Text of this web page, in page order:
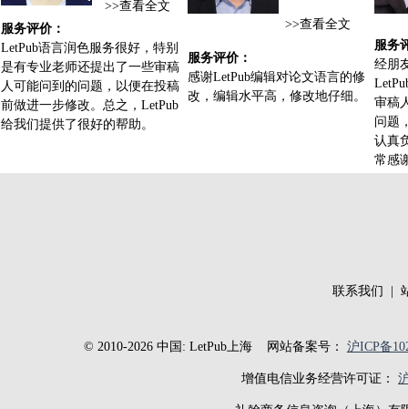
>>查看全文
服务评价：
LetPub语言润色服务很好，特别
是有专业老师还提出了一些审稿
人可能问到的问题，以便在投稿
前做进一步修改。总之，LetPub
给我们提供了很好的帮助。
>>查看全文
服务评价：
感谢LetPub编辑对论文语言的修
改，编辑水平高，修改地仔细。
服务
经朋
审稿
问题
认真
常感
联系我们
© 2010-2026 中国: LetPub上海网站备案号： 沪ICP备
增值电信业务经营许可证：